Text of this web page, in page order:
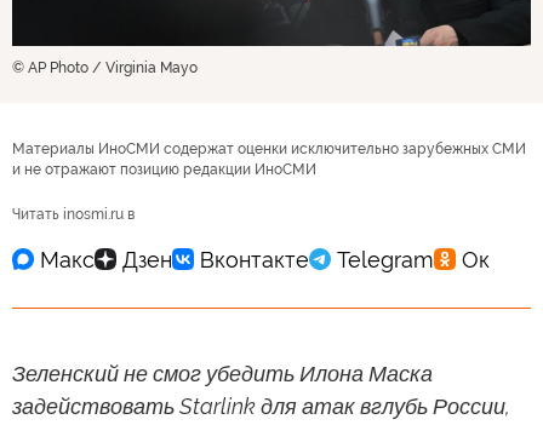
© AP Photo / Virginia Mayo
Материалы ИноСМИ содержат оценки исключительно зарубежных СМИ
и не отражают позицию редакции ИноСМИ
Читать inosmi.ru в
Зеленский не смог убедить Илона Маска
задействовать Starlink для атак вглубь России,